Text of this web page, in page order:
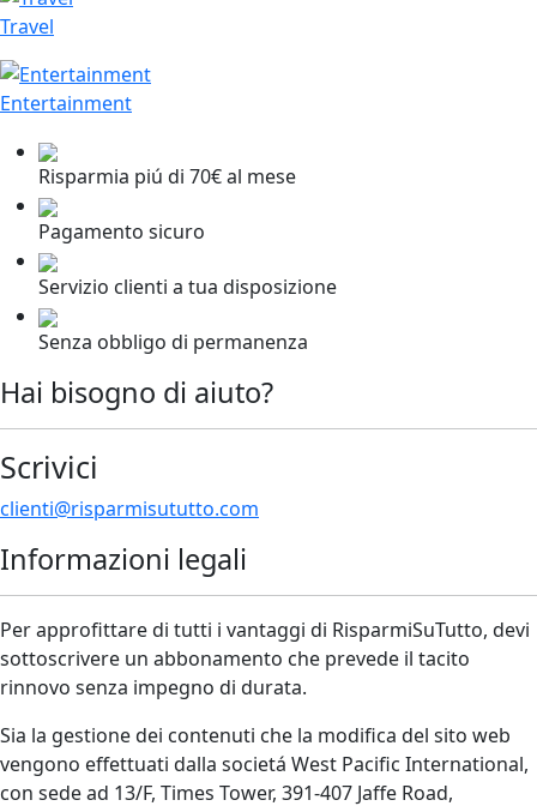
Travel
Entertainment
Risparmia piú di 70€ al mese
Pagamento sicuro
Servizio clienti a tua disposizione
Senza obbligo di permanenza
Hai bisogno di aiuto?
Scrivici
clienti@risparmisututto.com
Informazioni legali
Per approfittare di tutti i vantaggi di RisparmiSuTutto, devi
sottoscrivere un abbonamento che prevede il tacito
rinnovo senza impegno di durata.
Sia la gestione dei contenuti che la modifica del sito web
vengono effettuati dalla societá West Pacific International,
con sede ad 13/F, Times Tower, 391-407 Jaffe Road,